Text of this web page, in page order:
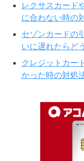
レクサスカード
に合わない時の
セゾンカードの
いに遅れたらど
クレジットカー
かった時の対処